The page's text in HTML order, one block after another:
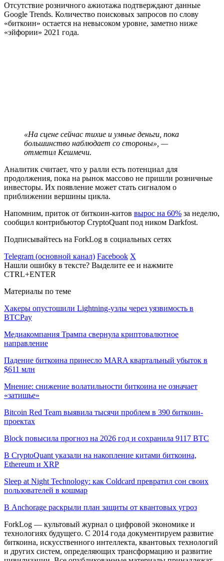
Отсутствие розничного ажиотажа подтверждают данные
Google Trends. Количество поисковых запросов по слову
«биткоин» остается на невысоком уровне, заметно ниже
«эйфории» 2021 года.
«На сцене сейчас тихие и умные деньги, пока
большинство наблюдает со стороны», —
отметил Кешмечи.
Аналитик считает, что у ралли есть потенциал для
продолжения, пока на рынок массово не пришли розничные
инвесторы. Их появление может стать сигналом о
приближении вершины цикла.
Напомним, приток от биткоин-китов вырос на 60% за неделю,
сообщил контрибьютор CryptoQuant под ником Darkfost.
Подписывайтесь на ForkLog в социальных сетях
Telegram (основной канал) Facebook X
Нашли ошибку в тексте? Выделите ее и нажмите
CTRL+ENTER
Материалы по теме
Хакеры опустошили Lightning-узлы через уязвимость в
BTCPay
Медиакомпания Трампа свернула криптовалютное
направление
Падение биткоина принесло MARA квартальный убыток в
$611 млн
Мнение: снижение волатильности биткоина не означает
«затишье»
Bitcoin Red Team выявила тысячи проблем в 390 биткоин-
проектах
Block повысила прогноз на 2026 год и сохранила 9117 BTC
В CryptoQuant указали на накопление китами биткоина,
Ethereum и XRP
Sleep at Night Technology: как Coldcard превратил сон своих
пользователей в кошмар
В Anchorage раскрыли план защиты от квантовых угроз
ForkLog — культовый журнал о цифровой экономике и
технологиях будущего. С 2014 года документируем развитие
биткоина, искусственного интеллекта, квантовых технологий
и других систем, определяющих трансформацию и развитие